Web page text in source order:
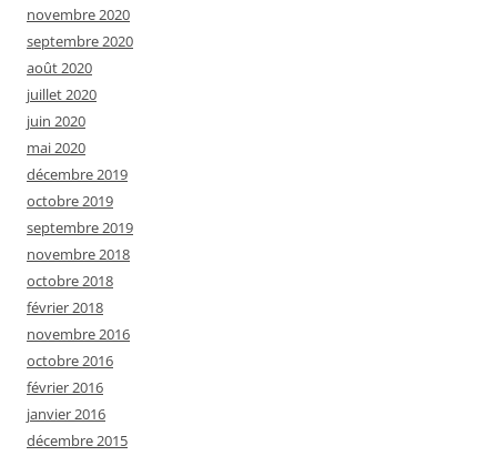
novembre 2020
septembre 2020
août 2020
juillet 2020
juin 2020
mai 2020
décembre 2019
octobre 2019
septembre 2019
novembre 2018
octobre 2018
février 2018
novembre 2016
octobre 2016
février 2016
janvier 2016
décembre 2015